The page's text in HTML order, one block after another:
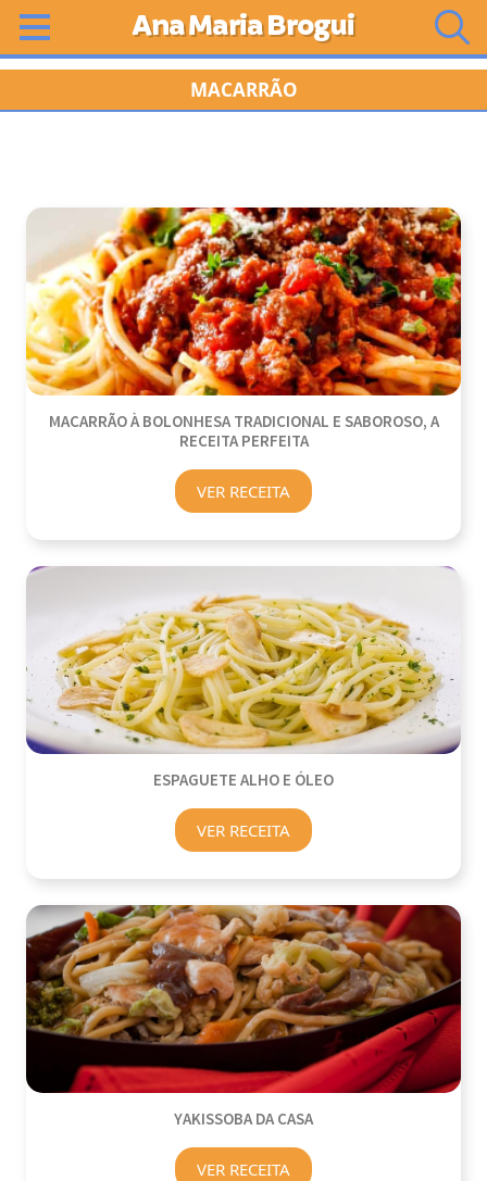
Ana Maria Brogui
MACARRÃO
MACARRÃO À BOLONHESA TRADICIONAL E SABOROSO, A
RECEITA PERFEITA
VER RECEITA
ESPAGUETE ALHO E ÓLEO
VER RECEITA
YAKISSOBA DA CASA
VER RECEITA